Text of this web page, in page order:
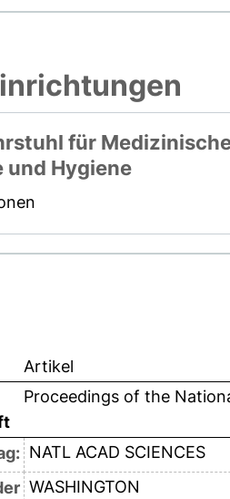
für
und Hygiene
Artikel
Proceedings of the
NATL ACAD SCIENCES
WASHINGTON